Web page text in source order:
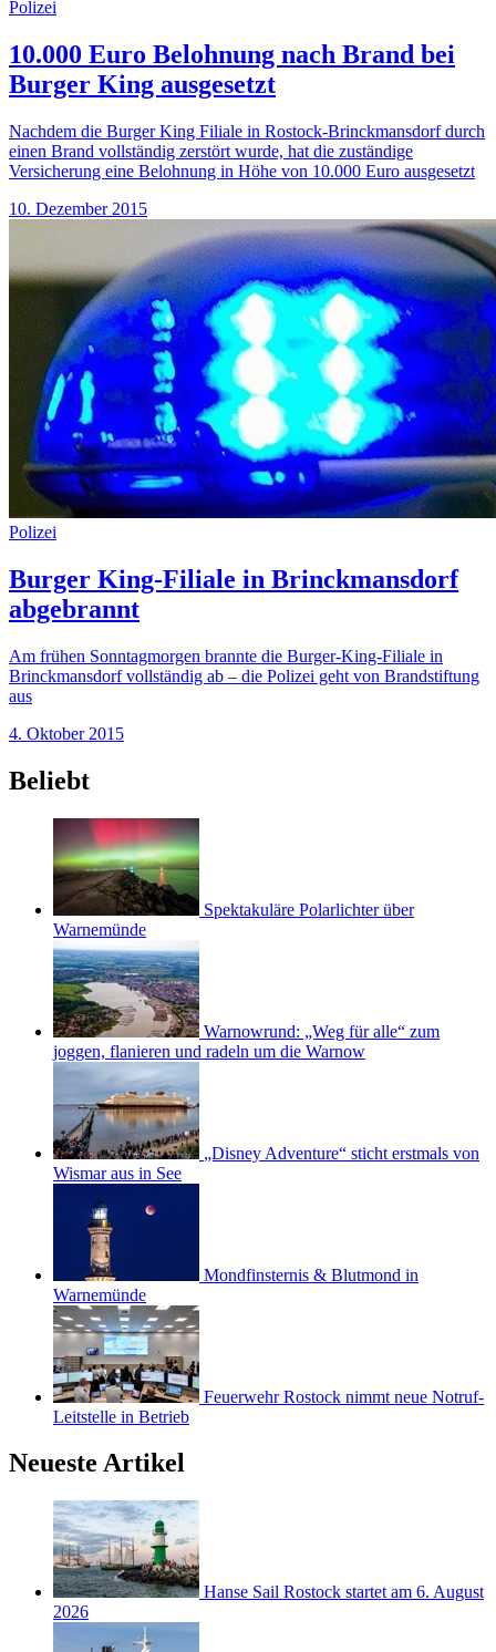
Polizei
10.000 Euro Belohnung nach Brand bei
Burger King ausgesetzt
Nachdem die Burger King Filiale in Rostock-Brinckmansdorf durch
einen Brand vollständig zerstört wurde, hat die zuständige
Versicherung eine Belohnung in Höhe von 10.000 Euro ausgesetzt
10. Dezember 2015
Polizei
Burger King-Filiale in Brinckmansdorf
abgebrannt
Am frühen Sonntagmorgen brannte die Burger-King-Filiale in
Brinckmansdorf vollständig ab – die Polizei geht von Brandstiftung
aus
4. Oktober 2015
Beliebt
Spektakuläre Polarlichter über
Warnemünde
Warnowrund: „Weg für alle“ zum
joggen, flanieren und radeln um die Warnow
„Disney Adventure“ sticht erstmals von
Wismar aus in See
Mondfinsternis & Blutmond in
Warnemünde
Feuerwehr Rostock nimmt neue Notruf-
Leitstelle in Betrieb
Neueste Artikel
Hanse Sail Rostock startet am 6. August
2026